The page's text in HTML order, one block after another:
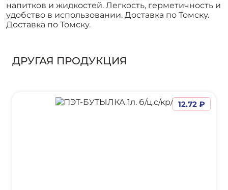
напитков и жидкостей. Легкость, герметичность и
удобство в использовании. Доставка по Томску.
Доставка по Томску.
ДРУГАЯ ПРОДУКЦИЯ
12.72 ₽